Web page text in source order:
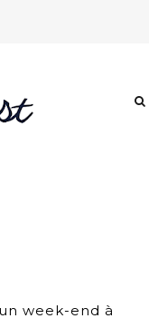
week-end à